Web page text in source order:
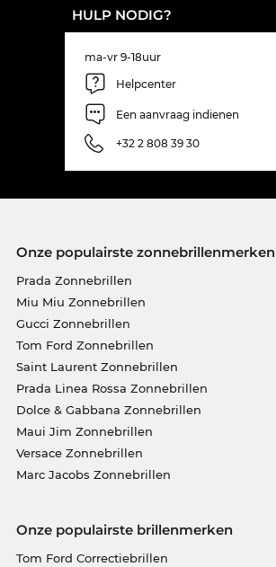
HULP NODIG?
ma-vr 9-18uur
Helpcenter
Een aanvraag indienen
+32 2 808 39 30
Onze populairste zonnebrillenmerken
Prada Zonnebrillen
Miu Miu Zonnebrillen
Gucci Zonnebrillen
Tom Ford Zonnebrillen
Saint Laurent Zonnebrillen
Prada Linea Rossa Zonnebrillen
Dolce & Gabbana Zonnebrillen
Maui Jim Zonnebrillen
Versace Zonnebrillen
Marc Jacobs Zonnebrillen
Onze populairste brillenmerken
Tom Ford Correctiebrillen